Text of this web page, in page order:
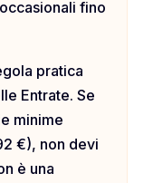
fino
pratica
Entrate. Se
minime
€), non devi
è una